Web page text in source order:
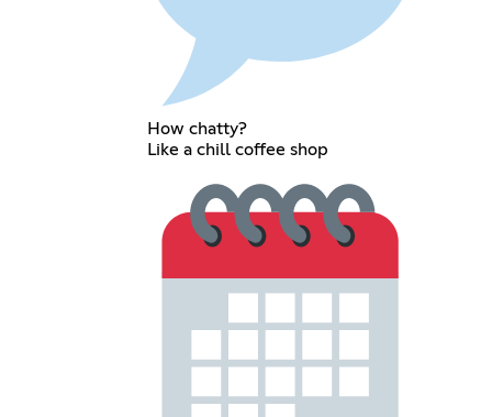
How chatty?
Like a chill coffee shop